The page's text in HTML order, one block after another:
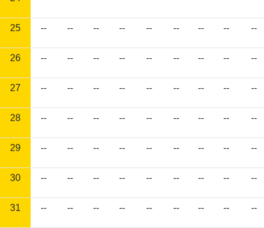
25 -- -- -- -- -- -- -- -- --
26 -- -- -- -- -- -- -- -- --
27 -- -- -- -- -- -- -- -- --
28 -- -- -- -- -- -- -- -- --
29 -- -- -- -- -- -- -- -- --
30 -- -- -- -- -- -- -- -- --
31 -- -- -- -- -- -- -- -- --